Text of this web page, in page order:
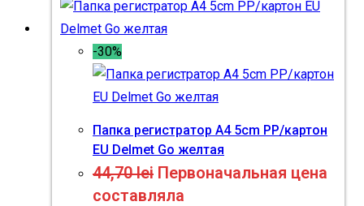
-30%
Папка регистратор A4 5cm PP/картон
EU Delmet Go желтая
44,70lei Первоначальная цена
составляла